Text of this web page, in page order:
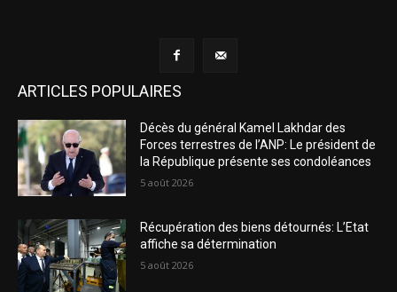
ARTICLES POPULAIRES
Décès du général Kamel Lakhdar des
Forces terrestres de l’ANP: Le président de
la République présente ses condoléances
5 août 2026
Récupération des biens détournés: L’Etat
affiche sa détermination
5 août 2026